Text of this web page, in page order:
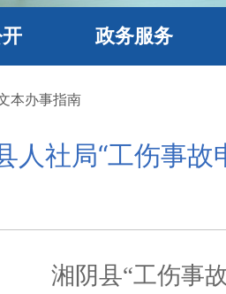
政务服务
本办事指南
人社局“工伤事
湘阴县“工伤事